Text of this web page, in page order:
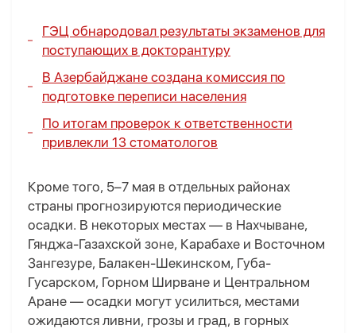
ГЭЦ обнародовал результаты экзаменов для
поступающих в докторантуру
В Азербайджане создана комиссия по
подготовке переписи населения
По итогам проверок к ответственности
привлекли 13 стоматологов
Кроме того, 5–7 мая в отдельных районах
страны прогнозируются периодические
осадки. В некоторых местах — в Нахчыване,
Гянджа-Газахской зоне, Карабахе и Восточном
Зангезуре, Балакен-Шекинском, Губа-
Гусарском, Горном Ширване и Центральном
Аране — осадки могут усилиться, местами
ожидаются ливни, грозы и град, в горных